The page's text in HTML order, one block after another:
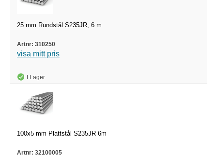
25 mm Rundstål S235JR, 6 m
310250
visa mitt pris
I Lager
100x5 mm Plattstål S235JR 6m
32100005